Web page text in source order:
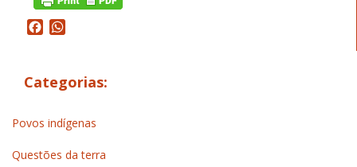
Facebook
Categorias:
Povos indígenas
Questões da terra